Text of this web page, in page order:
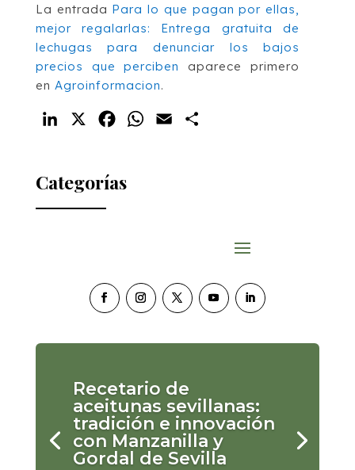
La entrada Para lo que pagan por ellas,
mejor regalarlas: Entrega gratuita de
lechugas para denunciar los bajos
precios que perciben
aparece primero
en Agroinformacion.
LinkedIn FacebookWhatsApp
Email
Categorías
Recetario de
aceitunas sevillanas:
tradición e innovación
con Manzanilla y
Gordal de Sevilla